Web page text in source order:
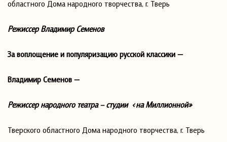
областного Дома народного творчества, г. Тверь
Режиссер Владимир Семенов
За воплощение и популяризацию русской классики —
Владимир Семенов —
Режиссер народного театра – студии «на Миллионной»
Тверского областного Дома народного творчества, г. Тверь